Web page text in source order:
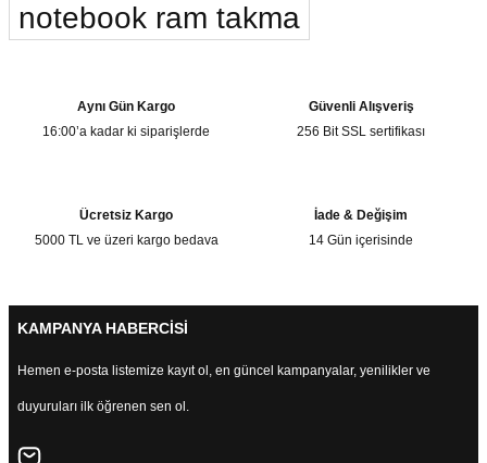
notebook ram takma
Aynı Gün Kargo
16:00’a kadar ki siparişlerde
Güvenli Alışveriş
256 Bit SSL sertifikası
Ücretsiz Kargo
5000 TL ve üzeri kargo bedava
İade & Değişim
14 Gün içerisinde
KAMPANYA HABERCİSİ
Hemen e-posta listemize kayıt ol, en güncel kampanyalar, yenilikler ve
duyuruları ilk öğrenen sen ol.